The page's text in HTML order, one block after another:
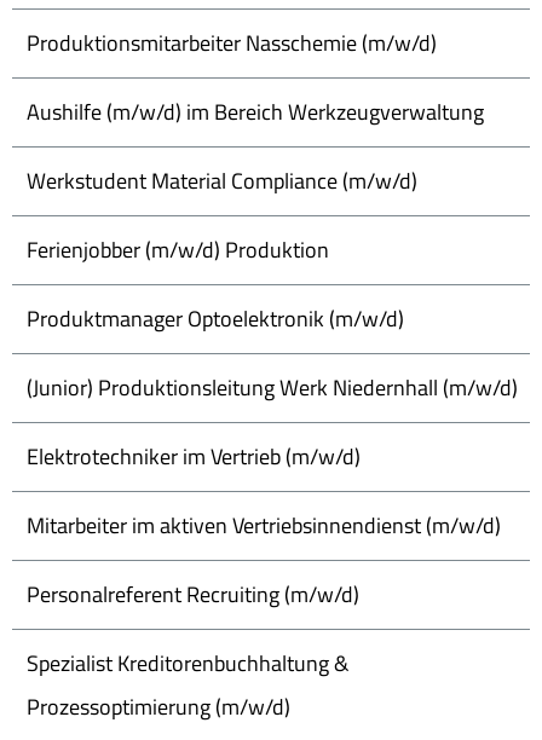
Produktionsmitarbeiter Nasschemie (m/w/d)
Aushilfe (m/w/d) im Bereich Werkzeugverwaltung
Werkstudent Material Compliance (m/w/d)
Ferienjobber (m/w/d) Produktion
Produktmanager Optoelektronik (m/w/d)
(Junior) Produktionsleitung Werk Niedernhall (m/w/d)
Elektrotechniker im Vertrieb (m/w/d)
Mitarbeiter im aktiven Vertriebsinnendienst (m/w/d)
Personalreferent Recruiting (m/w/d)
Spezialist Kreditorenbuchhaltung &
Prozessoptimierung (m/w/d)